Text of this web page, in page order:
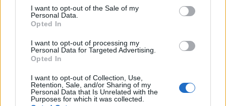
consent section.
I want to opt-out of the Sale of my
Personal Data.
Opted In
I want to opt-out of processing my
Personal Data for Targeted Advertising.
Opted In
I want to opt-out of Collection, Use,
Retention, Sale, and/or Sharing of my
Personal Data that Is Unrelated with the
Purposes for which it was collected.
investimento.
stipendio durante il periodo di studio, ammesso che
tu abbia già un lavoro. Nella maggior parte dei casi,
una volta completata l’istruzione e conseguito il
titolo, viene effettuata una revisione dello stipendio.